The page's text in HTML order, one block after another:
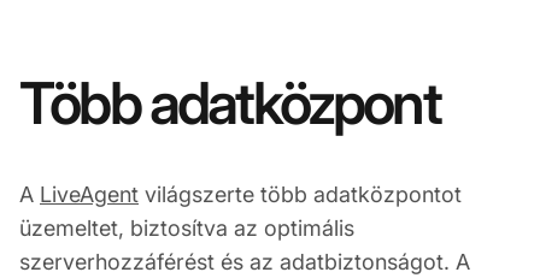
Több adatközpont
A LiveAgent világszerte több adatközpontot
üzemeltet, biztosítva az optimális
szerverhozzáférést és az adatbiztonságot. A